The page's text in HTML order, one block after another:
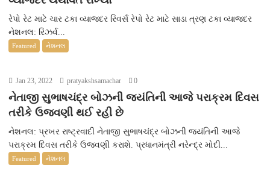
રેપો રેટ માટે ચાર ટકા વ્યાજદર રિવર્સ રેપો રેટ માટે સાડા ત્રણ ટકા વ્યાજદર
નેશનલ: રિઝર્વ...
Featured નેશનલ
Jan 23, 2022 pratyakshsamachar 0
નેતાજી સુભાષચંદ્ર બોઝની જયંતિની આજે પરાક્રમ દિવસ
તરીકે ઉજવણી થઈ રહી છે
નેશનલ: પ્રખર રાષ્ટ્રવાદી નેતાજી સુભાષચંદ્ર બોઝની જયંતિની આજે
પરાક્રમ દિવસ તરીકે ઉજવણી કરાશે. પ્રધાનમંત્રી નરેન્દ્ર મોદી...
Featured નેશનલ